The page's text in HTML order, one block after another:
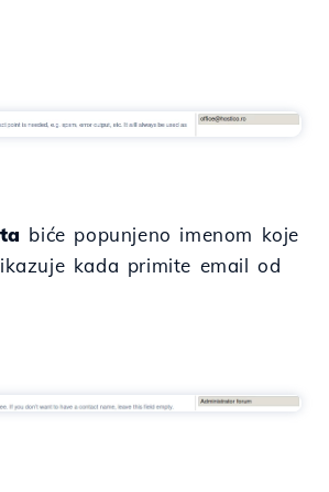
biće popunjeno imenom koje
kada primite email od